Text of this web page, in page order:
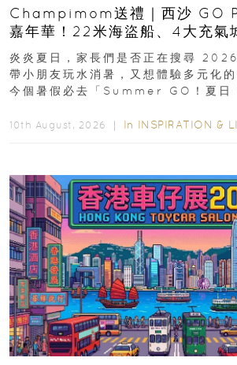
Champimom送禮｜西沙 GO
嘉年華！22米海盜船、4大充氣
票優惠全攻略
炎炎夏日，家長們是否正在搜尋
帶小朋友玩水消暑，又想體驗多元化的
今個暑假必去「Summer GO！夏日
10th August, 2026 ｜ In INSPIRATION &